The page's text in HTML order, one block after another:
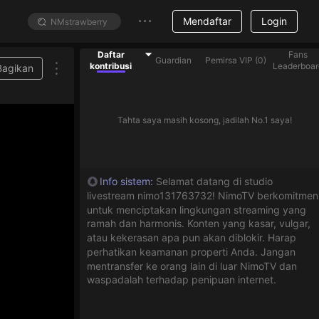
Mendaftar Login
Daftar
kontribusi
Guardian Pemirsa VIP (0)
Fans
Tahta saya masih kosong, jadilah No.1 saya!
Info sistem: Selamat datang di studio
livestream nimo131763732! NimoTV berkomitmen
untuk menciptakan lingkungan streaming yang
ramah dan harmonis. Konten yang kasar, vulgar,
atau kekerasan apa pun akan diblokir. Harap
perhatikan keamanan properti Anda. Jangan
mentransfer ke orang lain di luar NimoTV dan
waspadalah terhadap penipuan internet.